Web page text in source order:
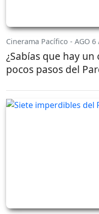
Cinerama Pacífico - AGO 6
¿Sabías que hay
pocos pasos del